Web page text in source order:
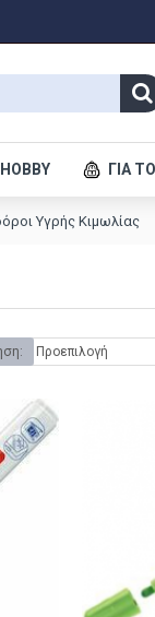
ΓΙΑ
Υγρής Κιμωλίας